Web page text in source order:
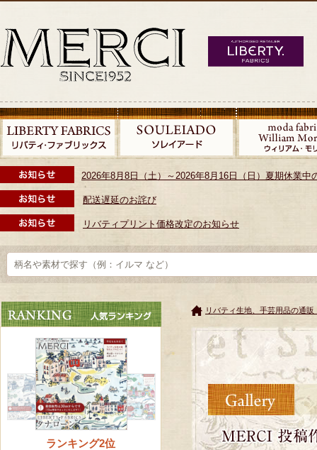
2026年8月8日（土）～2026年8月16日（日）夏期休業中
配送遅延のお詫び
リバティプリント価格改定のお知らせ
リバティ生地、手芸用品の通